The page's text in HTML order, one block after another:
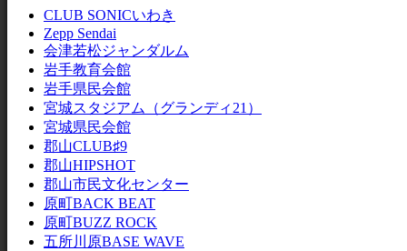
CLUB SONICいわき
Zepp Sendai
会津若松ジャンダルム
岩手教育会館
岩手県民会館
宮城スタジアム（グランディ21）
宮城県民会館
郡山CLUB♯9
郡山HIPSHOT
郡山市民文化センター
原町BACK BEAT
原町BUZZ ROCK
五所川原BASE WAVE